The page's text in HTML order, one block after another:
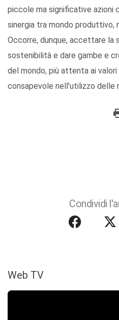
piccole ma significative azioni
sinergia tra mondo produttivo,
Occorre, dunque, accettare la
sostenibilità e dare gambe e
del mondo, più attenta ai valori
consapevole nell’utilizzo delle
Condividi
Web TV